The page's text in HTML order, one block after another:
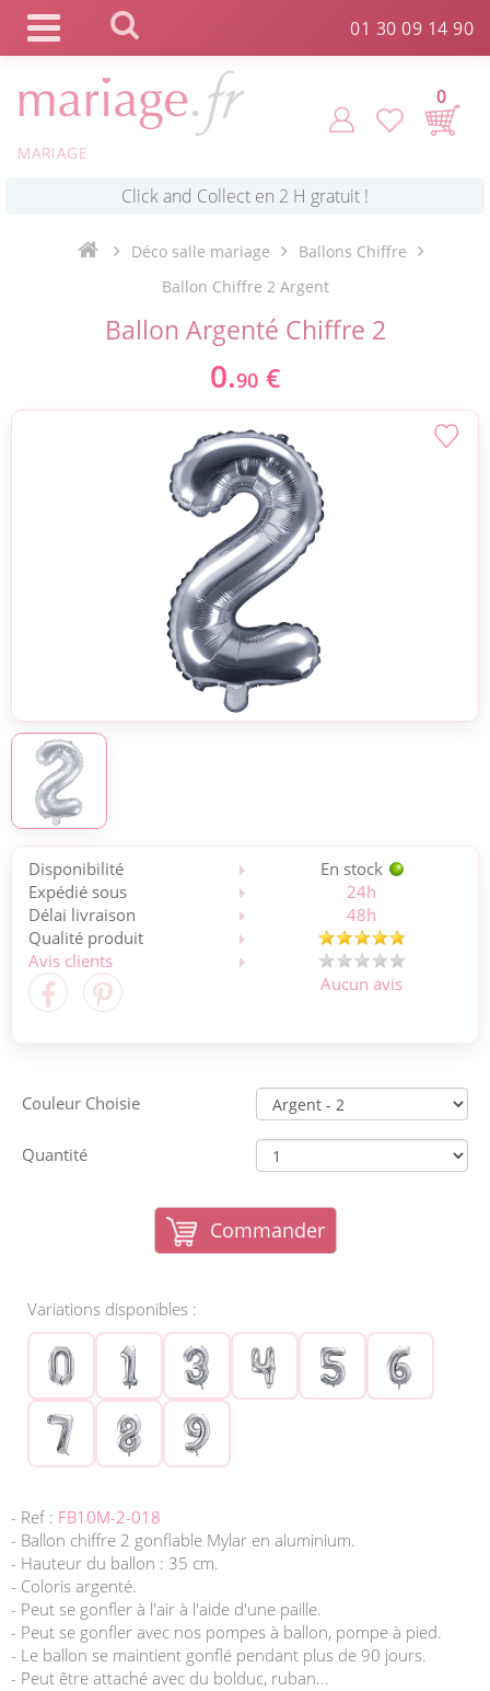
01 30 09 14 90
MARIAGE
0
Commande expédiée en 24h ! *
Livraison point relais gratuit dès 89 € !
*
Déco salle mariage
Ballons Chiffre
Ballon Chiffre 2 Argent
Ballon Argenté Chiffre 2
0.90 €
Disponibilité
En stock
Expédié sous
24h
Délai livraison
48h
Qualité produit
Avis clients
Aucun avis
Couleur Choisie
Quantité
Commander
Variations disponibles :
- Ref : FB10M-2-018
- Ballon chiffre 2 gonflable Mylar en aluminium.
- Hauteur du ballon : 35 cm.
- Coloris argenté.
- Peut se gonfler à l'air à l'aide d'une paille.
- Peut se gonfler avec nos pompes à ballon, pompe à pied.
- Le ballon se maintient gonflé pendant plus de 90 jours.
- Peut être attaché avec du bolduc, ruban...
Panneau de gestion des cookies